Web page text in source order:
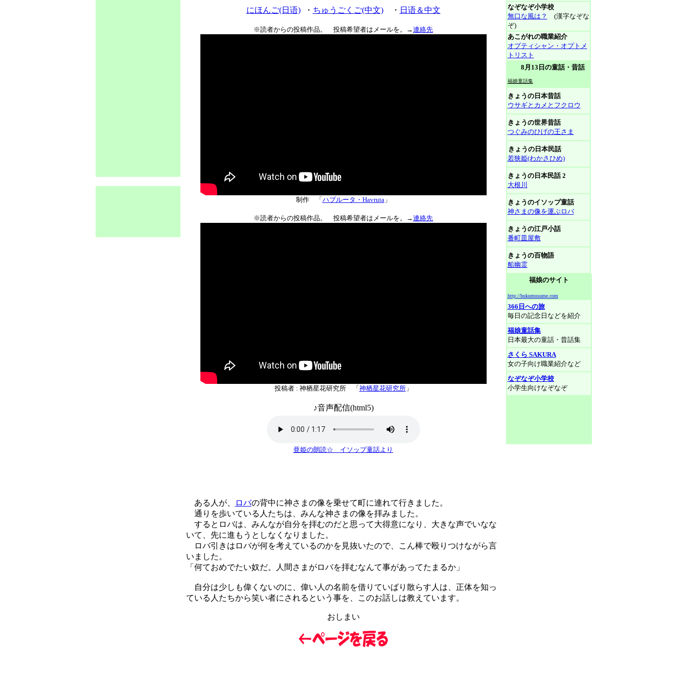
にほんご(日语)・ ちゅうごくご(中文)・ 日语＆中文
※読者からの投稿作品。 投稿希望者はメールを。→連絡先
制作 「 ハブルータ・Havruta」
※読者からの投稿作品。 投稿希望者はメールを。→連絡先
投稿者 : 神栖星花研究所 「 神栖星花研究所」
♪音声配信(html5)
亜姫の朗読☆ イソップ童話より
ある人が、 ロバの背中に神さまの像を乗せて町に連れて行きました。
通りを歩いている人たちは、みんな神さまの像を拝みました。
するとロバは、みんなが自分を拝むのだと思って大得意になり、大きな声でいなな
いて、先に進もうとしなくなりました。
ロバ引きはロバが何を考えているのかを見抜いたので、こん棒で殴りつけながら言
いました。
「何ておめでたい奴だ。人間さまがロバを拝むなんて事があってたまるか」
自分は少しも偉くないのに、偉い人の名前を借りていばり散らす人は、正体を知っ
ている人たちから笑い者にされるという事を、このお話しは教えています。
おしまい
なぞなぞ小学校
無口な風は？
(漢字なぞな
ぞ)
あこがれの職業紹介
オプティシャン・オプトメ
トリスト
8月13日の童話・昔話
福娘童話集
きょうの日本昔話
ウサギとカメとフクロウ
きょうの世界昔話
つぐみのひげの王さま
きょうの日本民話
若狭姫(わかさひめ)
きょうの日本民話 2
大根川
きょうのイソップ童話
神さまの像を運ぶロバ
きょうの江戸小話
番町皿屋敷
きょうの百物語
船幽霊
福娘のサイト
http://hukumusume.com
366日への旅
毎日の記念日などを紹介
福娘童話集
日本最大の童話・昔話集
さくら SAKURA
女の子向け職業紹介など
なぞなぞ小学校
小学生向けなぞなぞ